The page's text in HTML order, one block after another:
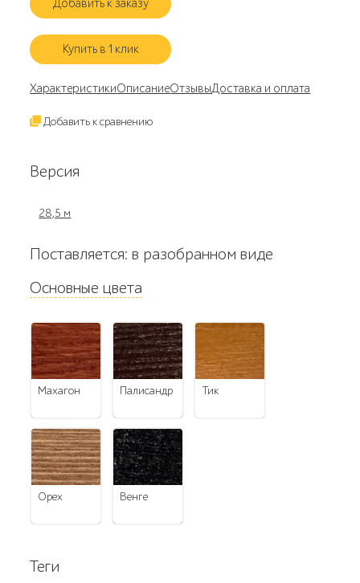
Добавить к заказу
Купить в 1 клик
ХарактеристикиОписаниеОтзывыДоставка и оплата
Добавить к сравнению
Версия
28,5 м
Поставляется: в разобранном виде
Основные цвета
махагон палисандр тик
орех венге
Теги